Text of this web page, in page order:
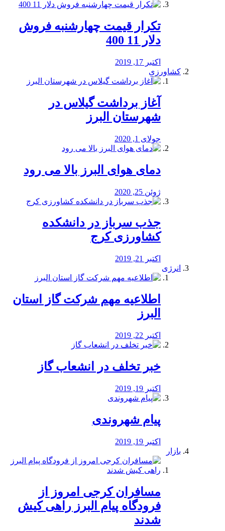
تکرار قیمت چهارشنبه فروش
دلار 11 400
اکتبر 17, 2019
کشاورزی
آغاز برداشت گیلاس در
شهرستان البرز
جولای 1, 2020
دمای هوای البرز بالا می رود
ژوئن 25, 2020
جذب سرباز در دانشکده
کشاورزی کرج
اکتبر 21, 2019
انرژی
️اطلاعیه مهم شرکت گاز استان
البرز
اکتبر 22, 2019
خبر تخلف در انشعاب گاز
اکتبر 19, 2019
پیام شهروندی
اکتبر 19, 2019
بازار
مسافران کرجی امروز از
فرودگاه پیام البرز راهی کیش
شدند